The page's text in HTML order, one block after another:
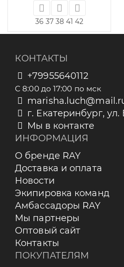
36 37 38 41 42
КОНТАКТЫ
+79955640112
С 8:00 до 17:00 по мск
г. Екатеринбург,
Мы в контакте
ИНФОРМАЦИЯ
О бренде RAY
Доставка и оплата
Новости
Экипировка команд
Амбассадоры RAY
Мы партнеры
Оптовый сайт
Контакты
ПОКУПАТЕЛЯМ